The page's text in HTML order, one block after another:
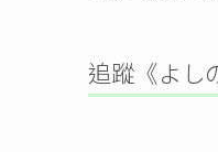
追蹤《よし